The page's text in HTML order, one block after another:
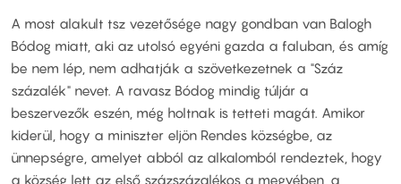
A most alakult tsz vezetősége nagy gondban van Balogh
Bódog miatt, aki az utolsó egyéni gazda a faluban, és amíg
be nem lép, nem adhatják a szövetkezetnek a "Száz
százalék" nevet. A ravasz Bódog mindig túljár a
beszervezők eszén, még holtnak is tetteti magát. Amikor
kiderül, hogy a miniszter eljön Rendes községbe, az
ünnepségre, amelyet abból az alkalomból rendeztek, hogy
a község lett az első százszázalékos a megyében, a